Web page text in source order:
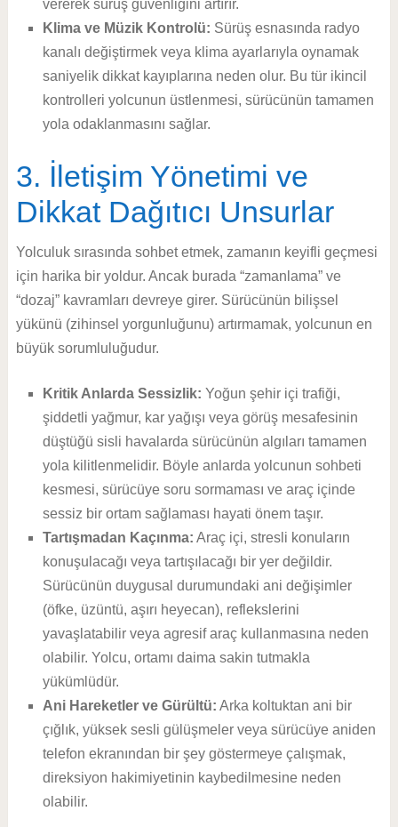
vererek sürüş güvenliğini artırır.
Klima ve Müzik Kontrolü: Sürüş esnasında radyo
kanalı değiştirmek veya klima ayarlarıyla oynamak
saniyelik dikkat kayıplarına neden olur. Bu tür ikincil
kontrolleri yolcunun üstlenmesi, sürücünün tamamen
yola odaklanmasını sağlar.
3. İletişim Yönetimi ve
Dikkat Dağıtıcı Unsurlar
Yolculuk sırasında sohbet etmek, zamanın keyifli geçmesi
için harika bir yoldur. Ancak burada “zamanlama” ve
“dozaj” kavramları devreye girer. Sürücünün bilişsel
yükünü (zihinsel yorgunluğunu) artırmamak, yolcunun en
büyük sorumluluğudur.
Kritik Anlarda Sessizlik: Yoğun şehir içi trafiği,
şiddetli yağmur, kar yağışı veya görüş mesafesinin
düştüğü sisli havalarda sürücünün algıları tamamen
yola kilitlenmelidir. Böyle anlarda yolcunun sohbeti
kesmesi, sürücüye soru sormaması ve araç içinde
sessiz bir ortam sağlaması hayati önem taşır.
Tartışmadan Kaçınma: Araç içi, stresli konuların
konuşulacağı veya tartışılacağı bir yer değildir.
Sürücünün duygusal durumundaki ani değişimler
(öfke, üzüntü, aşırı heyecan), reflekslerini
yavaşlatabilir veya agresif araç kullanmasına neden
olabilir. Yolcu, ortamı daima sakin tutmakla
yükümlüdür.
Ani Hareketler ve Gürültü: Arka koltuktan ani bir
çığlık, yüksek sesli gülüşmeler veya sürücüye aniden
telefon ekranından bir şey göstermeye çalışmak,
direksiyon hakimiyetinin kaybedilmesine neden
olabilir.